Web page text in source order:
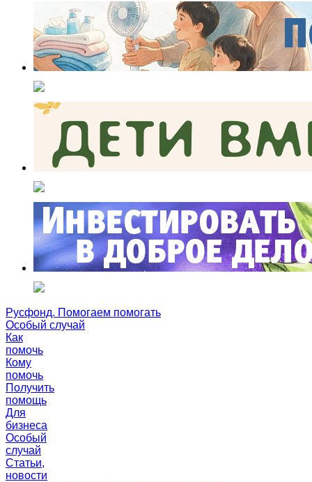
Русфонд. Помогаем помогать
Особый случай
Как
помочь
Кому
помочь
Получить
помощь
Для
бизнеса
Особый
случай
Статьи,
новости